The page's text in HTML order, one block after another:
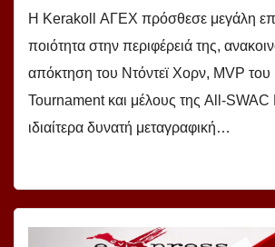
Η Kerakoll ΑΓΕΧ πρόσθεσε μεγάλη
ποιότητα στην περιφέρειά της,
απόκτηση του Ντόντεϊ Χορν, MVP
Tournament και μέλους της All-
ιδιαίτερα δυνατή μεταγραφική…